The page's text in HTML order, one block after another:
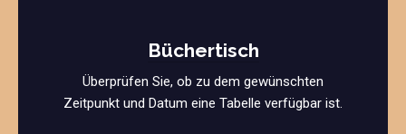
Büchertisch
Überprüfen Sie, ob zu dem gewünschten
Zeitpunkt und Datum eine Tabelle verfügbar ist.